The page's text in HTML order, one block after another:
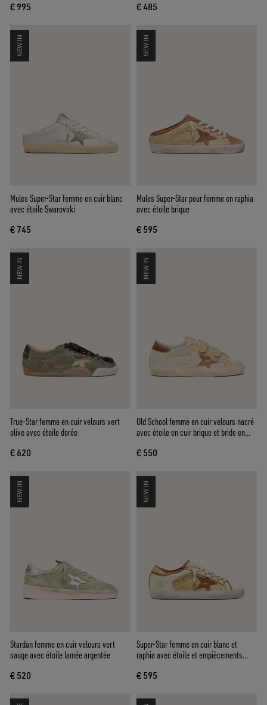
€ 995 € 485
NEW IN
Mules Super-Star femme en cuir blanc
avec étoile Swarovski
€ 745
NEW IN
Mules Super-Star pour femme en raphia
avec étoile brique
€ 595
NEW IN
True-Star femme en cuir velours vert
olive avec étoile dorée
€ 620
NEW IN
Old School femme en cuir velours nacré
avec étoile en cuir brique et bride en
€ 550
NEW IN
Stardan femme en cuir velours vert
sauge avec étoile lamée argentée
€ 520
NEW IN
Super-Star femme en cuir blanc et
raphia avec étoile et empiècements
€ 595